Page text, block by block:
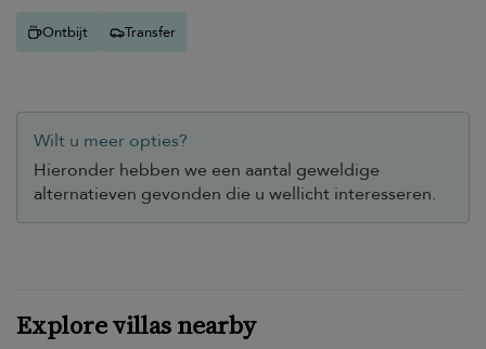
Ontbijt Transfer
Wilt u meer opties?
Hieronder hebben we een aantal geweldige
alternatieven gevonden die u wellicht interesseren.
Explore villas nearby